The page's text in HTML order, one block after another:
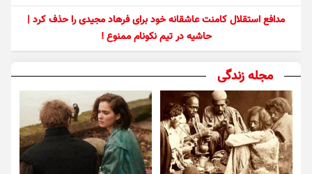
مدافع استقلال کامنت عاشقانه خود برای فرهاد مجیدی را حذف کرد |
حاشیه در تیم نکونام ممنوع !
مجله زندگی